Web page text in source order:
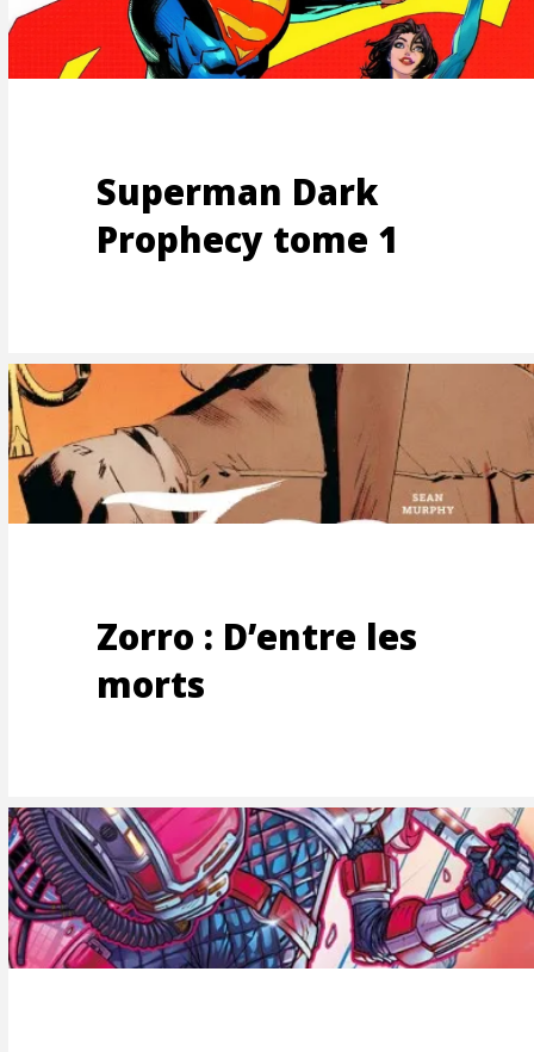
Superman Dark
Prophecy tome 1
Zorro : D’entre les
morts